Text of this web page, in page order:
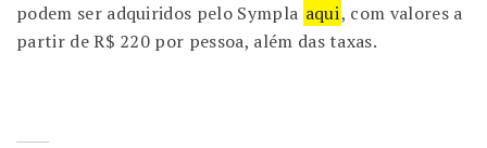
podem ser adquiridos pelo Sympla aqui, com valores a
partir de R$ 220 por pessoa, além das taxas.